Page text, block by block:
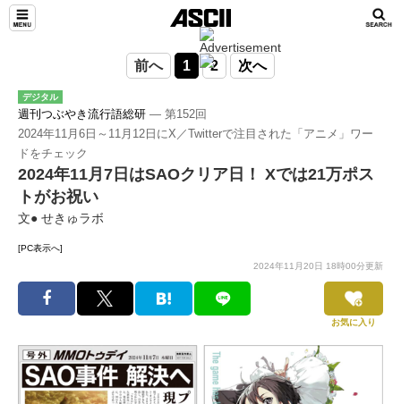
前へ 1 2 次へ
デジタル
週刊つぶやき流行語総研 ― 第152回
2024年11月6日～11月12日にX／Twitterで注目された「アニメ」ワー
ドをチェック
2024年11月7日はSAOクリア日！ Xでは21万ポス
トがお祝い
文● せきゅラボ
[PC表示へ]
2024年11月20日 18時00分更新
お気に入り